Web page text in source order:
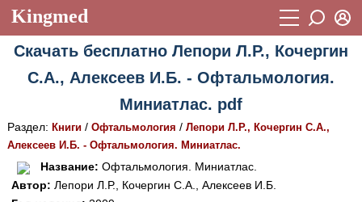
Kingmed
Учебный материал
Видеогалерея 899
Истории болезней 1268
Лекции и презентации 2474
Восстановить пароль
Регистрация
Скачать бесплатно Лепори Л.Р., Кочергин
С.А., Алексеев И.Б. - Офтальмология.
Миниатлас. pdf
Раздел: Книги/ Офтальмология / Лепори Л.Р., Кочергин С.А.,
Алексеев И.Б. - Офтальмология. Миниатлас.
Название: Офтальмология. Миниатлас.
Автор: Лепори Л.Р., Кочергин С.А., Алексеев И.Б.